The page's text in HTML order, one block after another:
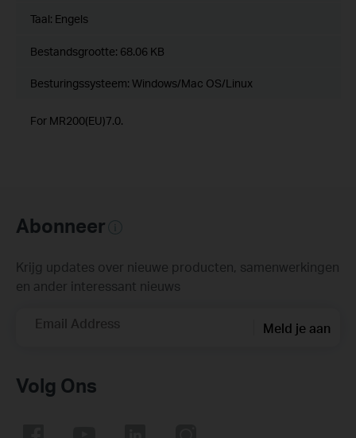
Taal: Engels
Bestandsgrootte: 68.06 KB
Besturingssysteem: Windows/Mac OS/Linux
For MR200(EU)7.0.
Abonneer
Krijg updates over nieuwe producten, samenwerkingen
en ander interessant nieuws
Email Address Meld je aan
Volg Ons